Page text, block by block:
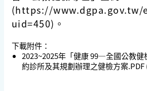
(https://www.dgpa.gov.tw/
uid=450)。
下載附件：
2023~2025年「健康 99—全國公教健
約診所及其規劃辦理之健檢方案.PDF